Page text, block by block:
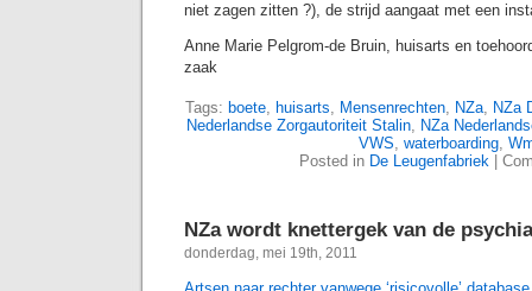
niet zagen zitten ?), de strijd aangaat met een
Anne Marie Pelgrom-de Bruin, huisarts en
zaak
Tags: boete, huisarts, Mensenrechten, NZa, NZa
Nederlandse Zorgautoriteit Stalin, NZa
VWS, waterboarding,
Posted in De Leugenfabriek
NZa wordt knettergek van de
donderdag, mei 19th, 2011